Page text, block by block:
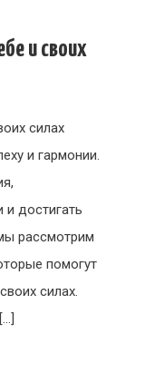
и своих
силах
и гармонии.
достигать
рассмотрим
помогут
силах.